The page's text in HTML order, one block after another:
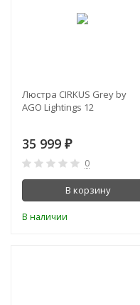
Люстра CIRKUS Grey by
AGO Lightings 12
35 999 ₽
0
В корзину
В наличии